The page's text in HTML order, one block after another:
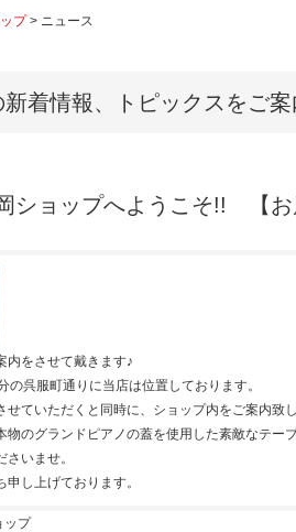
プ> ニュース
着情報、トピックスをご案
ショップへようこそ!! 【お
内をさせて戴きます♪
の呉服町通りに当店は位置しております。
せていただくと同時に、ショップ内をご案内致し
物のグランドピアノの蓋を使用した素敵なテ
いませ。
し上げております。
ップ